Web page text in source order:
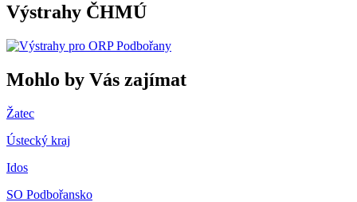
Výstrahy ČHMÚ
Mohlo by Vás zajímat
Žatec
Ústecký kraj
Idos
SO Podbořansko